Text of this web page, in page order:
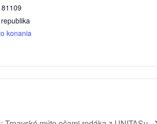
81109
konania